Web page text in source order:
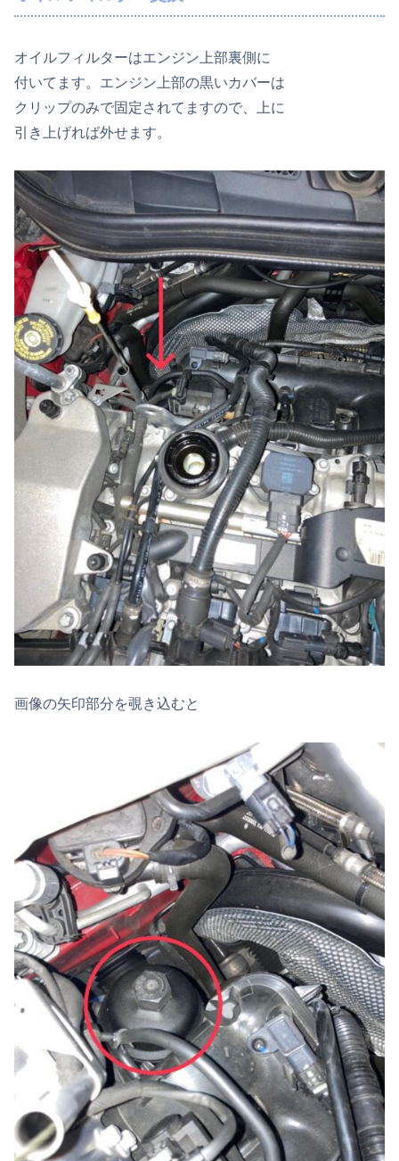
オイルフィルターはエンジン上部裏側に
付いてます。エンジン上部の黒いカバーは
クリップのみで固定されてますので、上に
引き上げれば外せます。
画像の矢印部分を覗き込むと